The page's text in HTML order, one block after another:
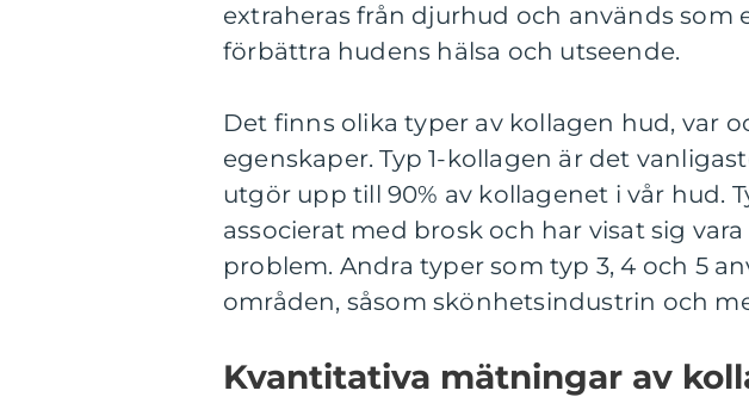
extraheras från djurhud och används
förbättra hudens hälsa och utseende.
Det finns olika typer av kollagen hud, var
egenskaper. Typ 1-kollagen är det
utgör upp till 90% av kollagenet i vår hud.
associerat med brosk och har visat sig
problem. Andra typer som typ 3, 4 och 5
områden, såsom skönhetsindustrin och
Kvantitativa mätningar av